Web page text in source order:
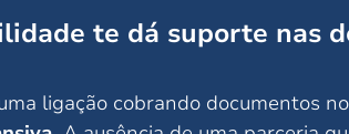
te dá suporte nas
ligação cobrando documentos